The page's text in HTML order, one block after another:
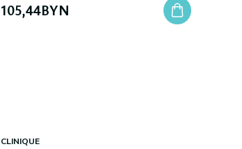
105,44BYN
CLINIQUE